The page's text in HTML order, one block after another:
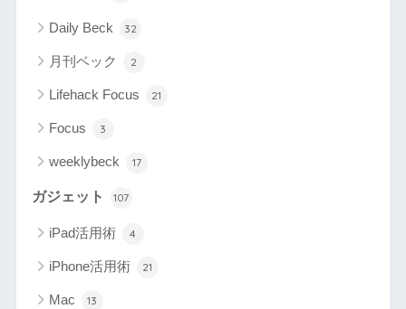
Daily Beck 32
月刊ベック 2
Lifehack Focus 21
Focus 3
weeklybeck 17
ガジェット 107
iPad活用術 4
iPhone活用術 21
Mac 13